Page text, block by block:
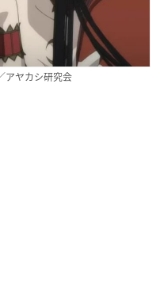
アヤカシ研究会